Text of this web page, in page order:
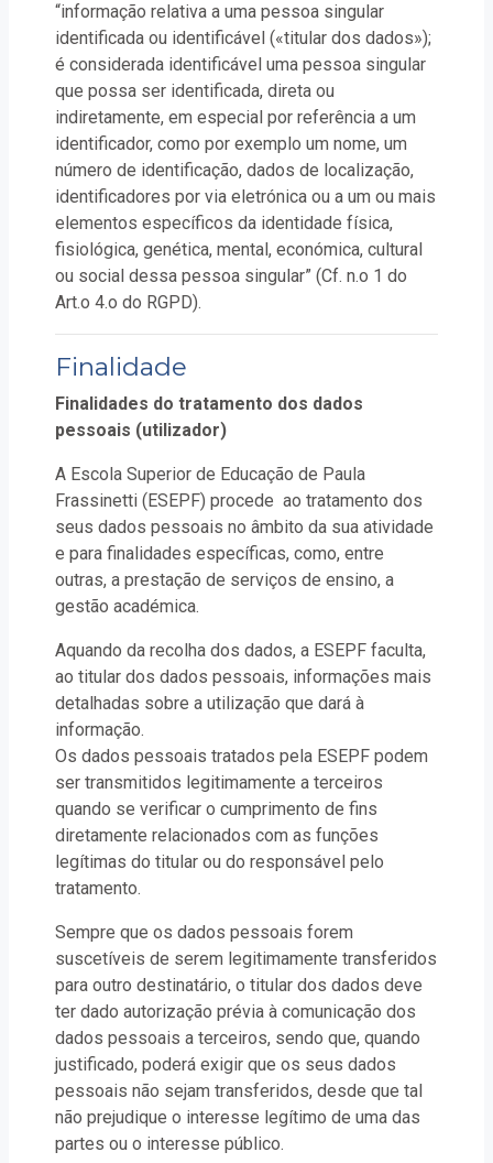
“informação relativa a uma pessoa singular
identificada ou identificável («titular dos dados»);
é considerada identificável uma pessoa singular
que possa ser identificada, direta ou
indiretamente, em especial por referência a um
identificador, como por exemplo um nome, um
número de identificação, dados de localização,
identificadores por via eletrónica ou a um ou mais
elementos específicos da identidade física,
fisiológica, genética, mental, económica, cultural
ou social dessa pessoa singular” (Cf. n.o 1 do
Art.o 4.o do RGPD).
Finalidade
Finalidades do tratamento dos dados
pessoais (utilizador)
A Escola Superior de Educação de Paula
Frassinetti (ESEPF) procede ao tratamento dos
seus dados pessoais no âmbito da sua atividade
e para finalidades específicas, como, entre
outras, a prestação de serviços de ensino, a
gestão académica.
Aquando da recolha dos dados, a ESEPF faculta,
ao titular dos dados pessoais, informações mais
detalhadas sobre a utilização que dará à
informação.
Os dados pessoais tratados pela ESEPF podem
ser transmitidos legitimamente a terceiros
quando se verificar o cumprimento de fins
diretamente relacionados com as funções
legítimas do titular ou do responsável pelo
tratamento.
Sempre que os dados pessoais forem
suscetíveis de serem legitimamente transferidos
para outro destinatário, o titular dos dados deve
ter dado autorização prévia à comunicação dos
dados pessoais a terceiros, sendo que, quando
justificado, poderá exigir que os seus dados
pessoais não sejam transferidos, desde que tal
não prejudique o interesse legítimo de uma das
partes ou o interesse público.